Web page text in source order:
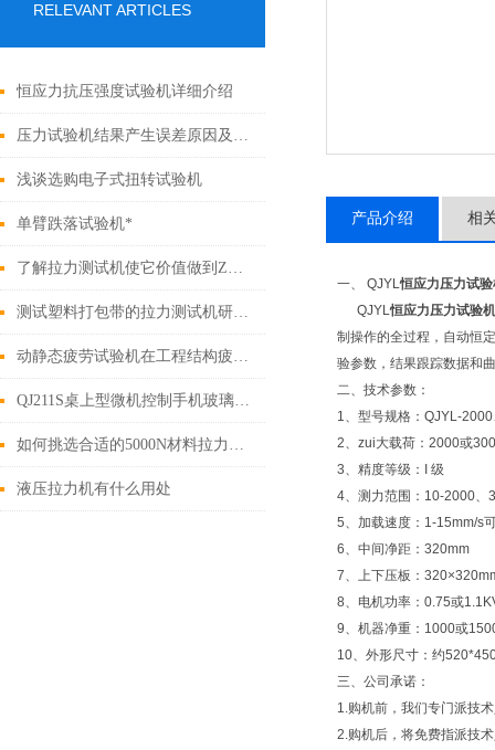
RELEVANT ARTICLES
恒应力抗压强度试验机详细介绍
压力试验机结果产生误差原因及解决方法
浅谈选购电子式扭转试验机
单臂跌落试验机*
了解拉力测试机使它价值做到Z大化
测试塑料打包带的拉力测试机研发问世
动静态疲劳试验机在工程结构疲劳检测中的作用
QJ211S桌上型微机控制手机玻璃试验机的简介
如何挑选合适的5000N材料拉力试验机？这几个要点要牢记
液压拉力机有什么用处
产品介绍 相
一、 QJYL恒应力压力试
QJYL恒应力压力试验机
制操作的全过程，自动恒
验参数，结果跟踪数据和
二、技术参数：
1、型号规格：QJYL-
2、zui大载荷：2000或
3、精度等级：I 级
4、测力范围：10-2000、
5、加载速度：1-15mm/s
6、中间净距：320mm
7、上下压板：
8、电机功率：0.75或
9、机器净重：1000或
10、外形尺寸：约
三、公司承诺：
1.购机前，我们专门派技
2.购机后，将免费指派技